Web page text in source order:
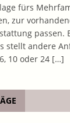
fürs
zur
passen.
stellt andere
10 oder 24 […]